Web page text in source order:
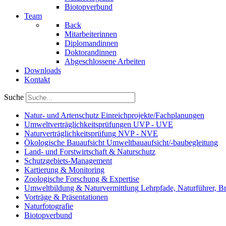
Biotopverbund
Team
Back
Mitarbeiterinnen
Diplomandinnen
Doktorandinnen
Abgeschlossene Arbeiten
Downloads
Kontakt
Suche
Natur- und Artenschutz Einreichprojekte/Fachplanungen
Umweltverträglichkeitsprüfungen UVP - UVE
Naturverträglichkeitsprüfung NVP - NVE
Ökologische Bauaufsicht Umweltbauaufsicht/-baubegleitung
Land- und Forstwirtschaft & Naturschutz
Schutzgebiets-Management
Kartierung & Monitoring
Zoologische Forschung & Expertise
Umweltbildung & Naturvermittlung Lehrpfade, Naturführer,
Vorträge & Präsentationen
Naturfotografie
Biotopverbund